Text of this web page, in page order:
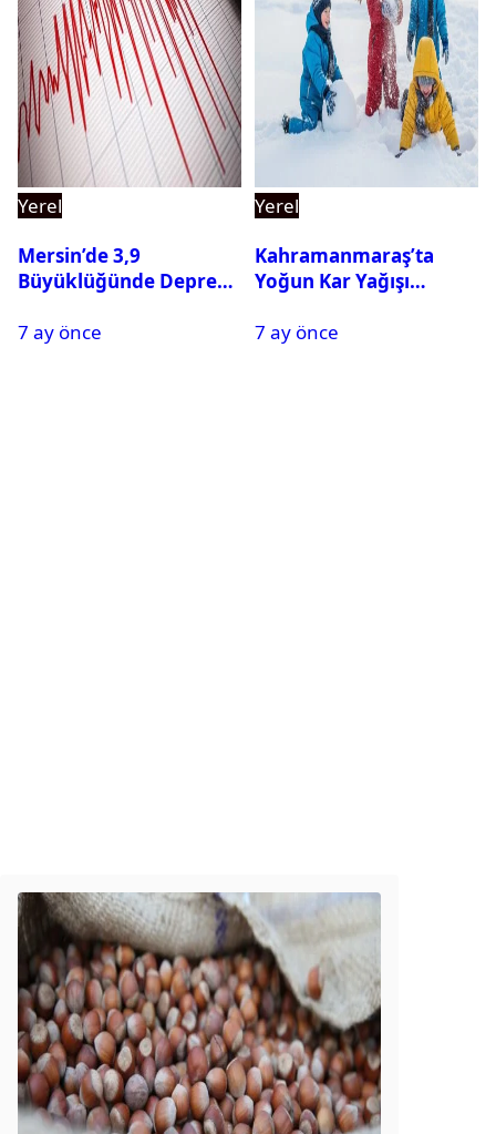
Yerel
Mersin’de 3,9
Büyüklüğünde Deprem
7 ay önce
Yerel
Kahramanmaraş’ta
Yoğun Kar Yağışı
Tatil
7 ay önce